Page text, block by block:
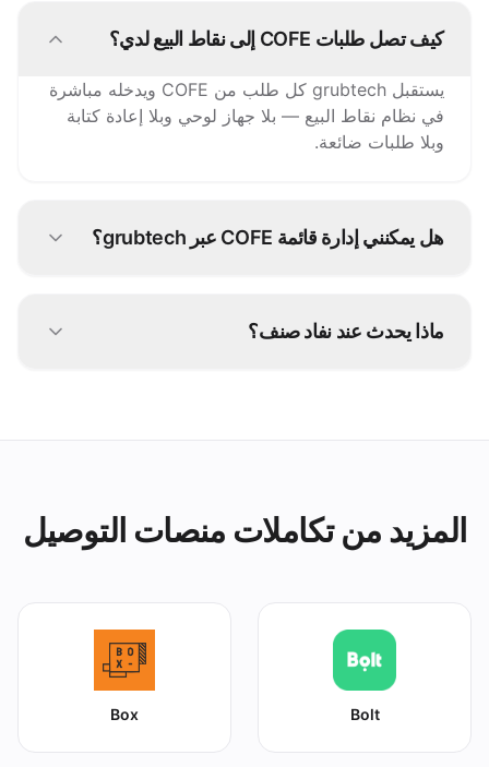
كيف تصل طلبات COFE إلى نقاط البيع لدي؟
يستقبل grubtech كل طلب من COFE ويدخله مباشرة
في نظام نقاط البيع — بلا جهاز لوحي وبلا إعادة كتابة
وبلا طلبات ضائعة.
هل يمكنني إدارة قائمة COFE عبر grubtech؟
ماذا يحدث عند نفاد صنف؟
المزيد من تكاملات منصات التوصيل
Bolt
Box